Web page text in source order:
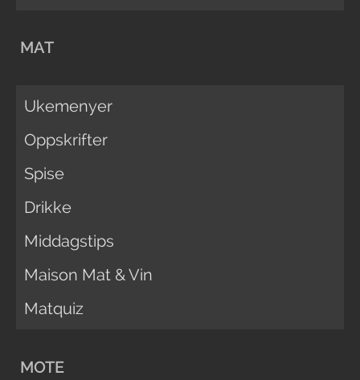
MAT
Ukemenyer
Oppskrifter
Spise
Drikke
Middagstips
Maison Mat & Vin
Matquiz
MOTE